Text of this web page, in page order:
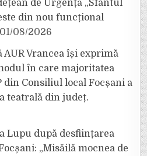
de Urgență „Sfântul
din nou funcțional
01/08/2026
Vrancea își exprimă
în care majoritatea
din Consiliul local Focșani a
teatrală din județ.
Lupu după desființarea
„Misăilă mocnea de